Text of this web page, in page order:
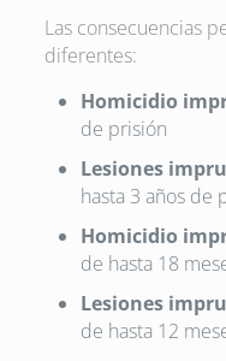
Las consecuencias
diferentes:
Homicidio
de prisión
Lesiones
hasta 3 años de
Homicidio
de hasta 18
Lesiones
de hasta 12